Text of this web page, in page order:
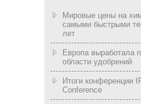
Мировые цены на
самыми быстрыми
лет
Европа выработала
области удобрений
Итоги конференции
Conference